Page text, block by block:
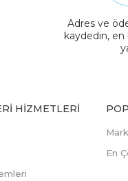
Adres ve
kaydedin, en
HIZMETLERI
En